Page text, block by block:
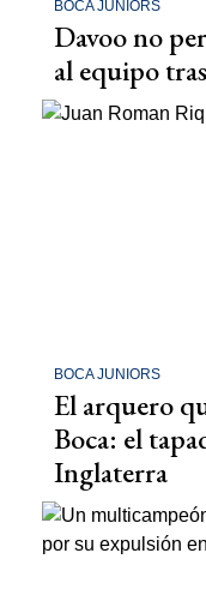
BOCA JUNIORS
Davoo no
al equipo
BOCA JUNIORS
El arquero
Boca: el
Inglaterra